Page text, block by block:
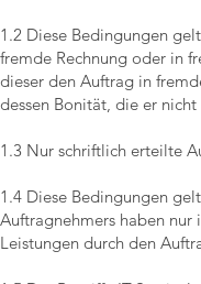
1.2 Diese Bedingungen
fremde Rechnung oder in
dieser den Auftrag in
dessen Bonität, die er nicht
1.3 Nur schriftlich erteilte
1.4 Diese Bedingungen
Auftragnehmers haben
Leistungen durch den